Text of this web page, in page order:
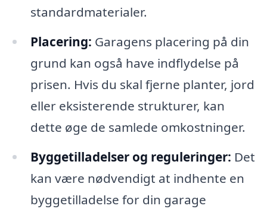
standardmaterialer.
Placering: Garagens placering på din
grund kan også have indflydelse på
prisen. Hvis du skal fjerne planter, jord
eller eksisterende strukturer, kan
dette øge de samlede omkostninger.
Byggetilladelser og reguleringer: Det
kan være nødvendigt at indhente en
byggetilladelse for din garage